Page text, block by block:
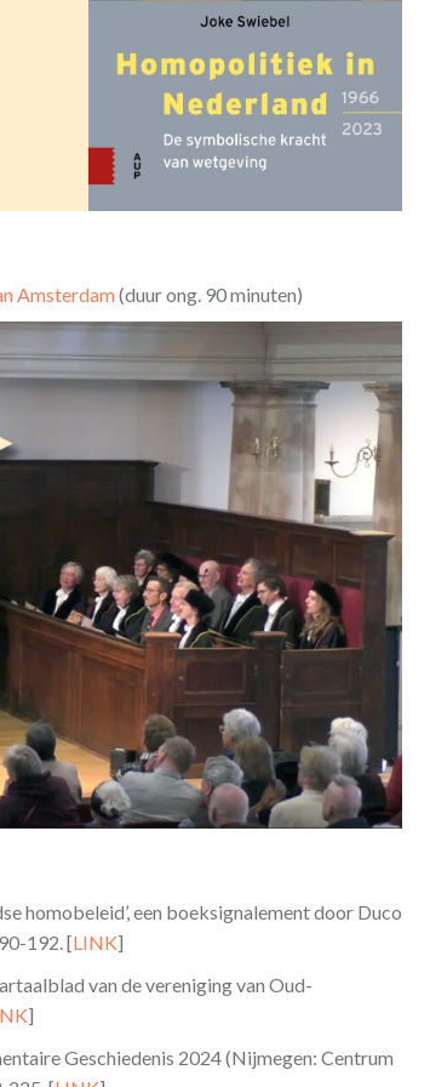
Amsterdam (duur ong. 90 minuten)
homobeleid’, een boeksignalement door Duco
192. [LINK]
van de vereniging van Oud-
]
Geschiedenis 2024 (Nijmegen: Centrum